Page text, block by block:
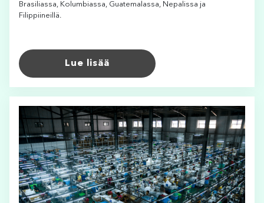
Brasiliassa, Kolumbiassa, Guatemalassa, Nepalissa ja
Filippiineillä.
Lue lisää